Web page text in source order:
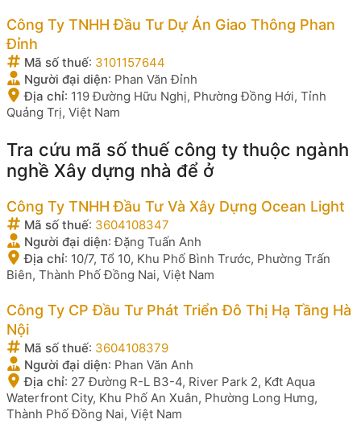
Công Ty TNHH Đầu Tư Dự Án Giao Thông Phan
Đỉnh
Mã số thuế: 3101157644
Người đại diện: Phan Văn Đỉnh
Địa chỉ: 119 Đường Hữu Nghị, Phường Đồng Hới, Tỉnh
Quảng Trị, Việt Nam
Tra cứu mã số thuế công ty thuộc ngành
nghề Xây dựng nhà để ở
Công Ty TNHH Đầu Tư Và Xây Dựng Ocean Light
Mã số thuế: 3604108347
Người đại diện:Đặng Tuấn Anh
Địa chỉ: 10/7, Tổ 10, Khu Phố Bình Trước, Phường Trấn
Biên, Thành Phố Đồng Nai, Việt Nam
Công Ty CP Đầu Tư Phát Triển Đô Thị Hạ Tầng Hà
Nội
Mã số thuế: 3604108379
Người đại diện: Phan Văn Anh
Địa chỉ: 27 Đường R-L B3-4, River Park 2, Kđt Aqua
Waterfront City, Khu Phố An Xuân, Phường Long Hưng,
Thành Phố Đồng Nai, Việt Nam